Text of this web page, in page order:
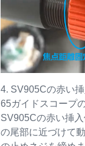
4. SV905Cの赤い
65ガイドスコープ
SV905Cの赤い挿
の尾部に近づけて